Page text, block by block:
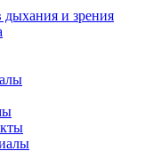
дыхания и зрения